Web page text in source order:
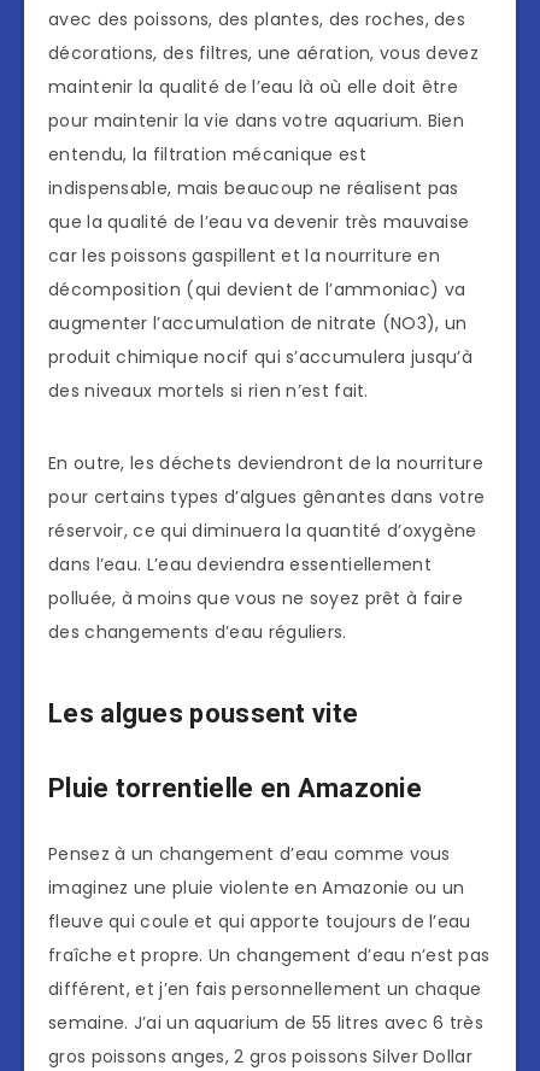
avec des poissons, des plantes, des roches, des
décorations, des filtres, une aération, vous devez
maintenir la qualité de l’eau là où elle doit être
pour maintenir la vie dans votre aquarium. Bien
entendu, la filtration mécanique est
indispensable, mais beaucoup ne réalisent pas
que la qualité de l’eau va devenir très mauvaise
car les poissons gaspillent et la nourriture en
décomposition (qui devient de l’ammoniac) va
augmenter l’accumulation de nitrate (NO3), un
produit chimique nocif qui s’accumulera jusqu’à
des niveaux mortels si rien n’est fait.
En outre, les déchets deviendront de la nourriture
pour certains types d’algues gênantes dans votre
réservoir, ce qui diminuera la quantité d’oxygène
dans l’eau. L’eau deviendra essentiellement
polluée, à moins que vous ne soyez prêt à faire
des changements d’eau réguliers.
Les algues poussent vite
Pluie torrentielle en Amazonie
Pensez à un changement d’eau comme vous
imaginez une pluie violente en Amazonie ou un
fleuve qui coule et qui apporte toujours de l’eau
fraîche et propre. Un changement d’eau n’est pas
différent, et j’en fais personnellement un chaque
semaine. J’ai un aquarium de 55 litres avec 6 très
gros poissons anges, 2 gros poissons Silver Dollar